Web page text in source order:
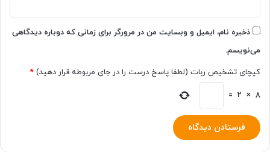
ذخیره نام، ایمیل و وبسایت من در مرورگر برای زمانی که دوباره دیدگاهی
می‌نویسم.
کپچای تشخیص ربات (لطفا پاسخ درست را در جای مربوطه قرار دهید) *
8
×
2
=